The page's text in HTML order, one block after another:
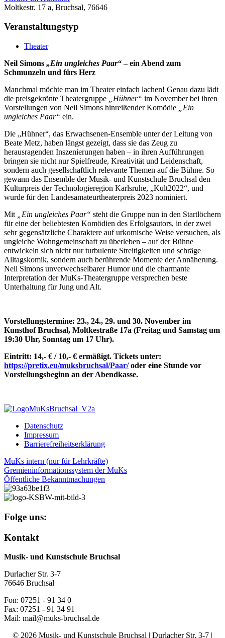
Moltkestr. 17 a, Bruchsal, 76646
Veranstaltungstyp
Theater
Neil Simons „Ein ungleiches Paar“– ein Abend zum
Schmunzeln und fürs Herz
Manchmal möchte man im Theater einfach lachen! Genau dazu lädt
die preisgekrönte Theatergruppe
„Hühner“ im November bei ihren
Vorstellungen von Neil Simons hinreißender Komödie
„Ein
ungleiches Paar“ ein.
Die „Hühner“, das Erwachsenen-Ensemble unter der Leitung von
Beate Metz, haben längst gezeigt, dass sie das Zeug zu
herausragenden Inszenierungen haben – in ihren Aufführungen
bringen sie nicht nur Spielfreude, Kreativität und Leidenschaft,
sondern auch gesellschaftlich relevante Themen auf die Bühne. So
gewann das Ensemble der Musik- und Kunstschule Bruchsal den
Kulturpreis der Technologieregion Karlsruhe, „Kult2022“, und
wurde für den Landesamateurtheaterpreis 2023 nominiert.
Mit
„Ein ungleiches Paar“ steht die Gruppe nun in den Startlöchern
für eine der beliebtesten Komödien des Erfolgsautors, in der zwei
sehr gegensätzliche Charaktere auf urkomische Weise versuchen, als
ungleiche Wohngemeinschaft zu überleben – auf der Bühne
entwickeln sich nicht nur turbulente Streitigkeiten und schräge
Alltagskomik, sondern auch berührende Momente der Annäherung.
Neil Simons unverwechselbarer Humor und die charmante
Interpretation der MuKs-Theatergruppe versprechen beste
Unterhaltung für Jung und Alt.
Vorstellungstermine: 23., 24., 29. und 30. November im
Kunsthof Bruchsal, Moltkestraße 17a (Freitag und Samstag um
19:30 Uhr, Sonntag um 17 Uhr).
Eintritt: 14,- € / 10,- € ermäßigt. Tickets unter:
https://pretix.eu/muksbruchsal/Paar/oder eine Stunde vor
Vorstellungsbeginn an der Abendkasse.
Datenschutz
Impressum
Barrierefreiheitserklärung
MuKs intern (nur für Lehrkräfte)
Gremieninformationssystem der MuKs
Öffentliche Bekanntmachungen
Folge uns:
Kontakt
Musik- und Kunstschule Bruchsal
Durlacher Str. 3-7
76646 Bruchsal
Fon: 07251 - 91 34 0
Fax: 07251 - 91 34 91
Mail: mail@muks-bruchsal.de
© 2026 Musik- und Kunstschule Bruchsal | Durlacher Str. 3-7 |